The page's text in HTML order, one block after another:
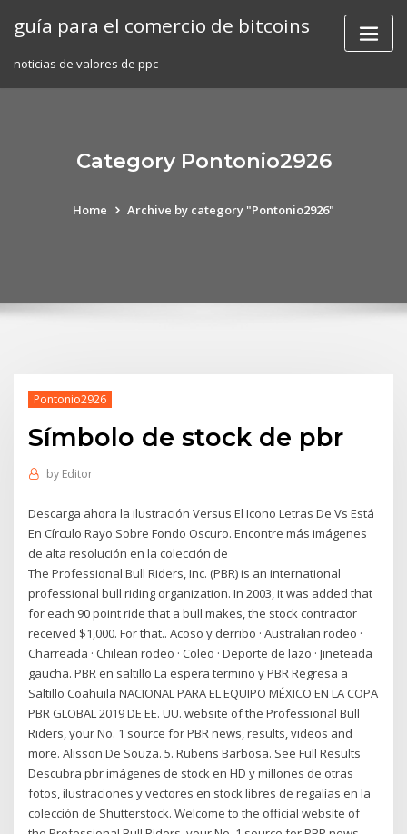
guía para el comercio de bitcoins
noticias de valores de ppc
Category Pontonio2926
Home Archive by category "Pontonio2926"
Pontonio2926
Símbolo de stock de pbr
by Editor
Descarga ahora la ilustración Versus El Icono Letras De Vs Está
En Círculo Rayo Sobre Fondo Oscuro. Encontre más imágenes
de alta resolución en la colección de
The Professional Bull Riders, Inc. (PBR) is an international
professional bull riding organization. In 2003, it was added that
for each 90 point ride that a bull makes, the stock contractor
received $1,000. For that.. Acoso y derribo · Australian rodeo ·
Charreada · Chilean rodeo · Coleo · Deporte de lazo · Jineteada
gaucha. PBR en saltillo La espera termino y PBR Regresa a
Saltillo Coahuila NACIONAL PARA EL EQUIPO MÉXICO EN LA COPA
PBR GLOBAL 2019 DE EE. UU. website of the Professional Bull
Riders, your No. 1 source for PBR news, results, videos and
more. Alisson De Souza. 5. Rubens Barbosa. See Full Results
Descubra pbr imágenes de stock en HD y millones de otras
fotos, ilustraciones y vectores en stock libres de regalías en la
colección de Shutterstock. Welcome to the official website of